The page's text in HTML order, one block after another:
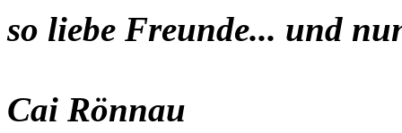
so liebe Freunde... und
Cai Rönnau